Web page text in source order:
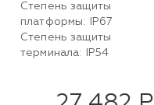
Степень защиты
платформы: IP67
Степень защиты
терминала: IP54